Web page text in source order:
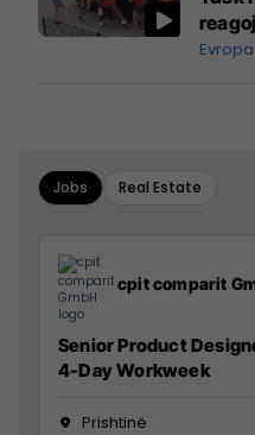
Evropa
Jobs Real Estate
cpit comparit
Senior Product
4-Day Workweek
Prishtinë